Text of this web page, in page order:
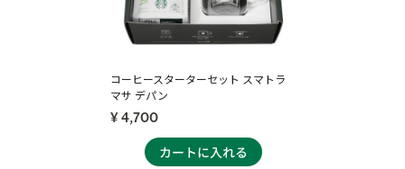
コーヒースターターセット スマトラ
マサ デパン
¥ 4,700